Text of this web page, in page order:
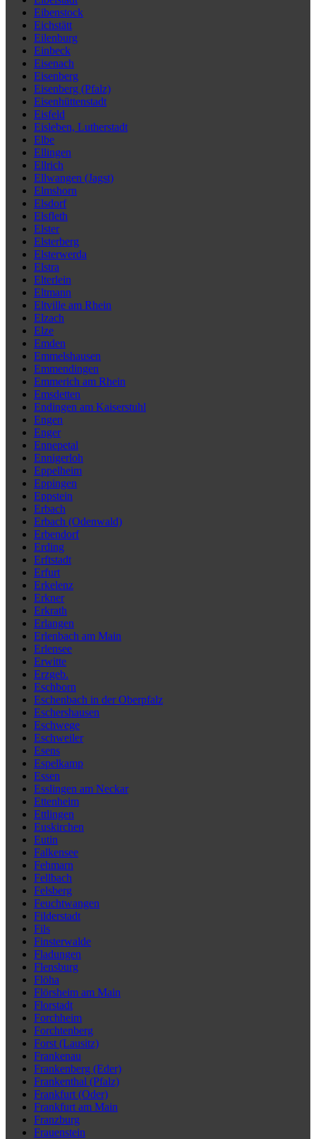
Eibenstock
Eichstätt
Eilenburg
Einbeck
Eisenach
Eisenberg
Eisenberg (Pfalz)
Eisenhüttenstadt
Eisfeld
Eisleben, Lutherstadt
Elbe
Ellingen
Ellrich
Ellwangen (Jagst)
Elmshorn
Elsdorf
Elsfleth
Elster
Elsterberg
Elsterwerda
Elstra
Elterlein
Eltmann
Eltville am Rhein
Elzach
Elze
Emden
Emmelshausen
Emmendingen
Emmerich am Rhein
Emsdetten
Endingen am Kaiserstuhl
Engen
Enger
Ennepetal
Ennigerloh
Eppelheim
Eppingen
Eppstein
Erbach
Erbach (Odenwald)
Erbendorf
Erding
Erftstadt
Erfurt
Erkelenz
Erkner
Erkrath
Erlangen
Erlenbach am Main
Erlensee
Erwitte
Erzgeb.
Eschborn
Eschenbach in der Oberpfalz
Eschershausen
Eschwege
Eschweiler
Esens
Espelkamp
Essen
Esslingen am Neckar
Ettenheim
Ettlingen
Euskirchen
Eutin
Falkensee
Fehmarn
Fellbach
Felsberg
Feuchtwangen
Filderstadt
Fils
Finsterwalde
Fladungen
Flensburg
Flöha
Flörsheim am Main
Florstadt
Forchheim
Forchtenberg
Forst (Lausitz)
Frankenau
Frankenberg (Eder)
Frankenthal (Pfalz)
Frankfurt (Oder)
Frankfurt am Main
Franzburg
Frauenstein